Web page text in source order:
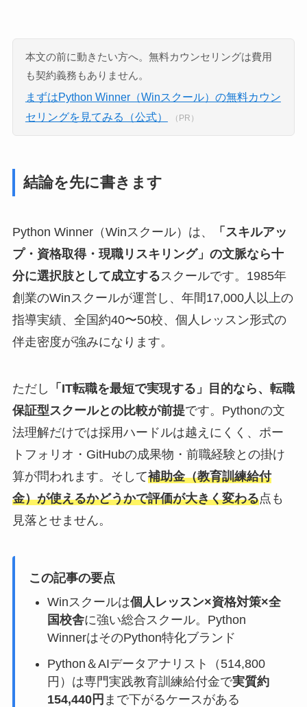
本文の前に動きたい方へ。無料カウンセリングは費用
も契約義務もありません。
まずはPython Winner（Winスクール）の無料カウン
セリングを見てみる（公式）
（PR）
結論を先に書きます
Python Winner（Winスクール）は、
「スキルアッ
プ・資格取得・現職リスキリング」の文脈なら十
分に選択肢として成立する スクールです。1985年
創業のWinスクールが運営し、年間17,000人以上の
指導実績、全国約40〜50校、個人レッスン形式の
伴走密度が強みになります。
ただし
「IT転職を最短で実現する」目的なら、転職
保証型スクールとの比較が前提です。Pythonの文
法理解だけでは採用ハードルは越えにくく、ポー
トフォリオ・GitHubの成果物・前職経験との掛け
算が問われます。そして補助金（教育訓練給付
金）が使えるかどうかで評価が大きく変わる点も
見落とせません。
この記事の要点
Winスクールは個人レッスン×資格対策×全
国校舎に強い総合スクール。Python
WinnerはそのPython特化ブランド
Python＆AIデータアナリスト（514,800
円）は専門実践教育訓練給付金で実質約
154,440円 まで下がるケースがある